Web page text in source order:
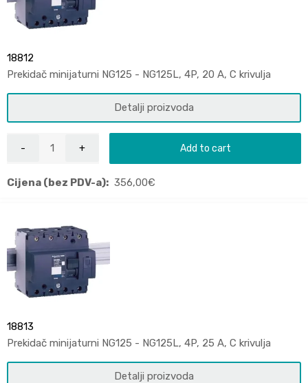
18812
Prekidač minijaturni NG125 - NG125L, 4P, 20 A, C krivulja
Detalji proizvoda
Add to cart
Cijena (bez PDV-a): 356,00€
18813
Prekidač minijaturni NG125 - NG125L, 4P, 25 A, C krivulja
Detalji proizvoda